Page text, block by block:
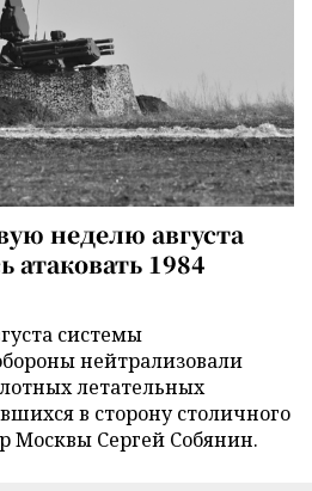
неделю августа
атаковать 1984
системы
нейтрализовали
летательных
в сторону столичного
Москвы Сергей Собянин.